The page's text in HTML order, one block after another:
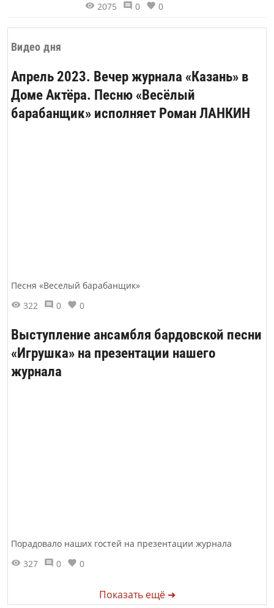
Видео дня
Апрель 2023. Вечер журнала «Казань» в
Доме Актёра. Песню «Весёлый
барабанщик» исполняет Роман ЛАНКИН
Песня «Веселый барабанщик»
322
0 0
Выступление ансамбля бардовской песни
«Игрушка» на презентации нашего
журнала
Порадовало наших гостей на презентации журнала
327
0 0
Показать ещё ➜
объектов культуры, искусства и
2075 0 0